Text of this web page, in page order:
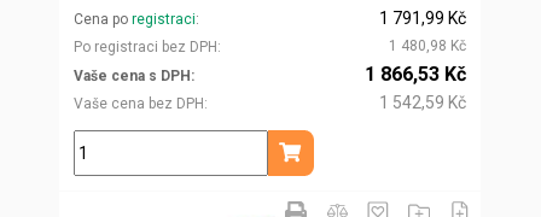
Cena po registraci
Po registraci bez DPH
1 791,99 Kč
1 480,98 Kč
Vaše cena s DPH
Vaše cena bez DPH
1 866,53 Kč
1 542,59 Kč
ks
Přidat do košíku